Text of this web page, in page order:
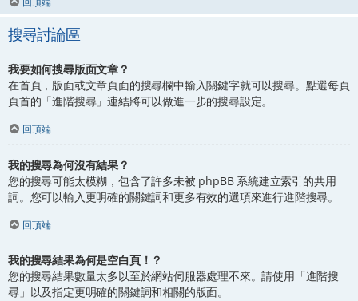
搜尋討論區
我要如何搜尋版面文章？
在首頁，版面或文章頁面的搜尋欄中輸入關鍵字就可以搜尋。點選每頁
頁首的「進階搜尋」連結將可以做進一步的搜尋設定。
回頂端
我的搜尋為何沒有結果？
您的搜尋可能太模糊，包含了許多未被 phpBB 系統建立索引的共用
詞。您可以輸入更明確的關鍵詞和更多有效的選項來進行進階搜尋。
回頂端
我的搜尋結果為何是空白頁！？
您的搜尋結果數量太多以至於網站伺服器處理不來。請使用「進階搜
尋」以及指定更明確的關鍵詞和相關的版面。